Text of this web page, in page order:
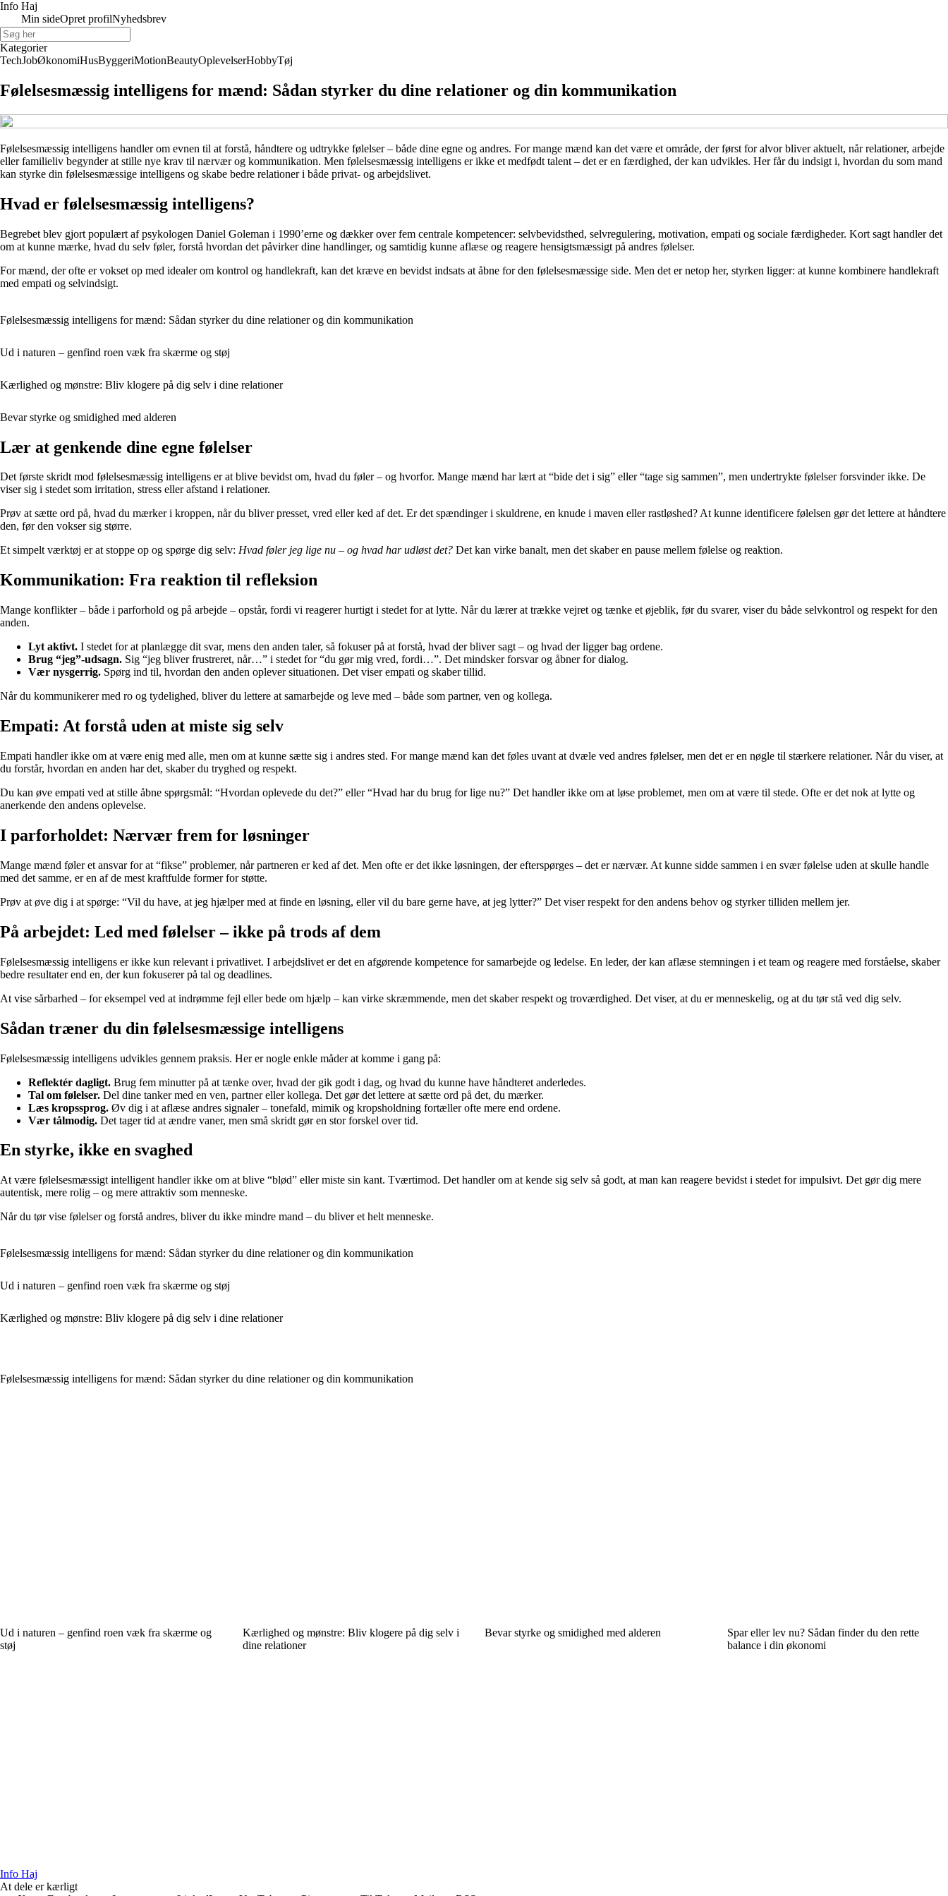
Info Haj
Min sideOpret profilNyhedsbrev
Kategorier
TechJobØkonomiHusByggeriMotionBeautyOplevelserHobbyTøj
Følelsesmæssig intelligens for mænd: Sådan styrker du dine relationer og din kommunikation
Følelsesmæssig intelligens handler om evnen til at forstå, håndtere og udtrykke følelser – både dine egne og andres. For mange mænd kan det være et område, der først for alvor bliver aktuelt, når relationer, arbejde
eller familieliv begynder at stille nye krav til nærvær og kommunikation. Men følelsesmæssig intelligens er ikke et medfødt talent – det er en færdighed, der kan udvikles. Her får du indsigt i, hvordan du som mand
kan styrke din følelsesmæssige intelligens og skabe bedre relationer i både privat- og arbejdslivet.
Hvad er følelsesmæssig intelligens?
Begrebet blev gjort populært af psykologen Daniel Goleman i 1990’erne og dækker over fem centrale kompetencer: selvbevidsthed, selvregulering, motivation, empati og sociale færdigheder. Kort sagt handler det
om at kunne mærke, hvad du selv føler, forstå hvordan det påvirker dine handlinger, og samtidig kunne aflæse og reagere hensigtsmæssigt på andres følelser.
For mænd, der ofte er vokset op med idealer om kontrol og handlekraft, kan det kræve en bevidst indsats at åbne for den følelsesmæssige side. Men det er netop her, styrken ligger: at kunne kombinere handlekraft
med empati og selvindsigt.
Følelsesmæssig intelligens for mænd: Sådan styrker du dine relationer og din kommunikation
Ud i naturen – genfind roen væk fra skærme og støj
Kærlighed og mønstre: Bliv klogere på dig selv i dine relationer
Bevar styrke og smidighed med alderen
Lær at genkende dine egne følelser
Det første skridt mod følelsesmæssig intelligens er at blive bevidst om, hvad du føler – og hvorfor. Mange mænd har lært at “bide det i sig” eller “tage sig sammen”, men undertrykte følelser forsvinder ikke. De
viser sig i stedet som irritation, stress eller afstand i relationer.
Prøv at sætte ord på, hvad du mærker i kroppen, når du bliver presset, vred eller ked af det. Er det spændinger i skuldrene, en knude i maven eller rastløshed? At kunne identificere følelsen gør det lettere at håndtere
den, før den vokser sig større.
Et simpelt værktøj er at stoppe op og spørge dig selv: Hvad føler jeg lige nu – og hvad har udløst det? Det kan virke banalt, men det skaber en pause mellem følelse og reaktion.
Kommunikation: Fra reaktion til refleksion
Mange konflikter – både i parforhold og på arbejde – opstår, fordi vi reagerer hurtigt i stedet for at lytte. Når du lærer at trække vejret og tænke et øjeblik, før du svarer, viser du både selvkontrol og respekt for den
anden.
Lyt aktivt. I stedet for at planlægge dit svar, mens den anden taler, så fokuser på at forstå, hvad der bliver sagt – og hvad der ligger bag ordene.
Brug “jeg”-udsagn. Sig “jeg bliver frustreret, når…” i stedet for “du gør mig vred, fordi…”. Det mindsker forsvar og åbner for dialog.
Vær nysgerrig. Spørg ind til, hvordan den anden oplever situationen. Det viser empati og skaber tillid.
Når du kommunikerer med ro og tydelighed, bliver du lettere at samarbejde og leve med – både som partner, ven og kollega.
Empati: At forstå uden at miste sig selv
Empati handler ikke om at være enig med alle, men om at kunne sætte sig i andres sted. For mange mænd kan det føles uvant at dvæle ved andres følelser, men det er en nøgle til stærkere relationer. Når du viser, at
du forstår, hvordan en anden har det, skaber du tryghed og respekt.
Du kan øve empati ved at stille åbne spørgsmål: “Hvordan oplevede du det?” eller “Hvad har du brug for lige nu?” Det handler ikke om at løse problemet, men om at være til stede. Ofte er det nok at lytte og
anerkende den andens oplevelse.
I parforholdet: Nærvær frem for løsninger
Mange mænd føler et ansvar for at “fikse” problemer, når partneren er ked af det. Men ofte er det ikke løsningen, der efterspørges – det er nærvær. At kunne sidde sammen i en svær følelse uden at skulle handle
med det samme, er en af de mest kraftfulde former for støtte.
Prøv at øve dig i at spørge: “Vil du have, at jeg hjælper med at finde en løsning, eller vil du bare gerne have, at jeg lytter?” Det viser respekt for den andens behov og styrker tilliden mellem jer.
På arbejdet: Led med følelser – ikke på trods af dem
Følelsesmæssig intelligens er ikke kun relevant i privatlivet. I arbejdslivet er det en afgørende kompetence for samarbejde og ledelse. En leder, der kan aflæse stemningen i et team og reagere med forståelse, skaber
bedre resultater end en, der kun fokuserer på tal og deadlines.
At vise sårbarhed – for eksempel ved at indrømme fejl eller bede om hjælp – kan virke skræmmende, men det skaber respekt og troværdighed. Det viser, at du er menneskelig, og at du tør stå ved dig selv.
Sådan træner du din følelsesmæssige intelligens
Følelsesmæssig intelligens udvikles gennem praksis. Her er nogle enkle måder at komme i gang på:
Reflektér dagligt. Brug fem minutter på at tænke over, hvad der gik godt i dag, og hvad du kunne have håndteret anderledes.
Tal om følelser. Del dine tanker med en ven, partner eller kollega. Det gør det lettere at sætte ord på det, du mærker.
Læs kropssprog. Øv dig i at aflæse andres signaler – tonefald, mimik og kropsholdning fortæller ofte mere end ordene.
Vær tålmodig. Det tager tid at ændre vaner, men små skridt gør en stor forskel over tid.
En styrke, ikke en svaghed
At være følelsesmæssigt intelligent handler ikke om at blive “blød” eller miste sin kant. Tværtimod. Det handler om at kende sig selv så godt, at man kan reagere bevidst i stedet for impulsivt. Det gør dig mere
autentisk, mere rolig – og mere attraktiv som menneske.
Når du tør vise følelser og forstå andres, bliver du ikke mindre mand – du bliver et helt menneske.
Følelsesmæssig intelligens for mænd: Sådan styrker du dine relationer og din kommunikation
Ud i naturen – genfind roen væk fra skærme og støj
Kærlighed og mønstre: Bliv klogere på dig selv i dine relationer
Følelsesmæssig intelligens for mænd: Sådan styrker du dine relationer og din kommunikation
Ud i naturen – genfind roen væk fra skærme og
støj
Kærlighed og mønstre: Bliv klogere på dig selv i
dine relationer
Bevar styrke og smidighed med alderen
Spar eller lev nu? Sådan finder du den rette
balance i din økonomi
Info Haj
At dele er kærligt